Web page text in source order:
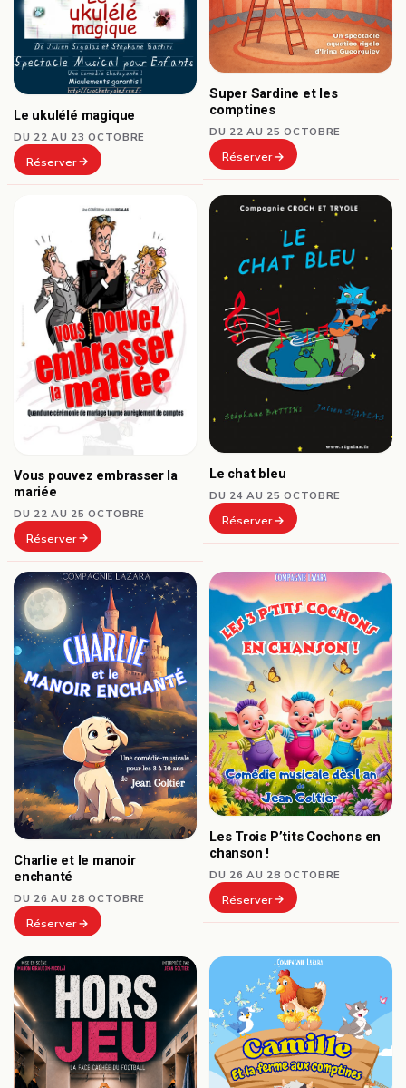
Le ukulélé magique
DU 22 AU 23 OCTOBRE
Réserver
Super Sardine et les
comptines
DU 22 AU 25 OCTOBRE
Réserver
Vous pouvez embrasser la
mariée
DU 22 AU 25 OCTOBRE
Réserver
Le chat bleu
DU 24 AU 25 OCTOBRE
Réserver
Charlie et le manoir
enchanté
DU 26 AU 28 OCTOBRE
Réserver
Les Trois P’tits Cochons en
chanson !
DU 26 AU 28 OCTOBRE
Réserver